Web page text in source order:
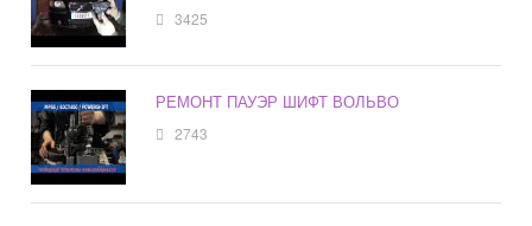
3425
РЕМОНТ ПАУЭР ШИФТ ВОЛЬВО
2743